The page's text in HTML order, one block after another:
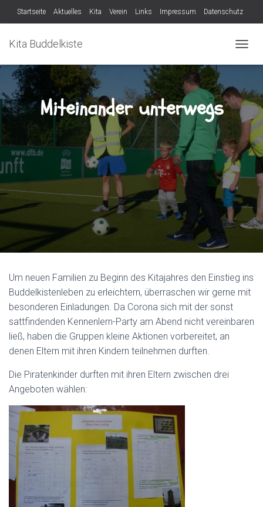
Startseite Aktuelles Kita Verein Links Impressum Datenschutz
Kita Buddelkiste
A
G
A
T
O
N
M
C
H
E
Miteinander unterwegs
Um neuen Familien zu Beginn des Kitajahres den Einstieg ins
Buddelkistenleben zu erleichtern, überraschen wir gerne mit
besonderen Einladungen. Da Corona sich mit der sonst
sattfindenden Kennenlern-Party am Abend nicht vereinbaren
ließ, haben die Gruppen kleine Aktionen vorbereitet, an
denen Eltern mit ihren Kindern teilnehmen durften.
Die Piratenkinder durften mit ihren Eltern zwischen drei
Angeboten wählen: